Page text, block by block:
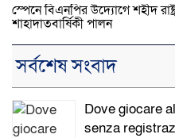
স্পেনে বিএনপির উদ্যোগে শহীদ
শাহাদাতবার্ষিকী পালন
সর্বশেষ সংবাদ
Dove giocare
senza